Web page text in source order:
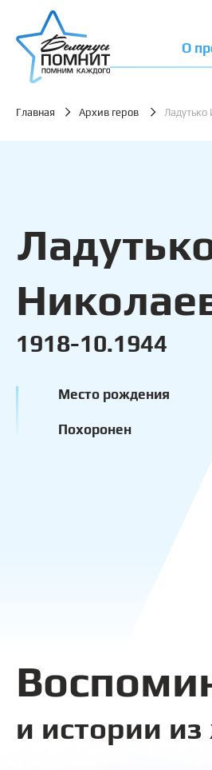
О
Главная Архив геров
1918-10.1944
Место рождения
Похоронен
и истории